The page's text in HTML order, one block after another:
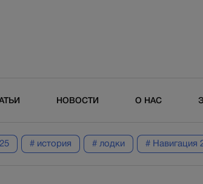
НОВОСТИ О НАС
# история # лодки # Навигация